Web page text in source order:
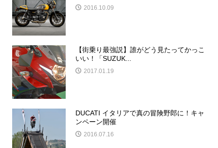
2016.10.09
【街乗り最強説】誰がどう見たってかっこ
いい！「SUZUK...
2017.01.19
DUCATI イタリアで真の冒険野郎に！キャ
ンペーン開催
2016.07.16